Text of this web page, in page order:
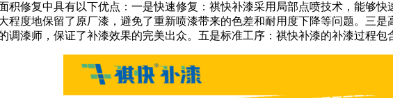
积修复中具有以下优点：一是快速修复：祺快补漆采用局部点喷技术，能够
程度地保留了原厂漆，避免了重新喷漆带来的色差和耐用度下降等问题。三
调漆师，保证了补漆效果的完美出众。五是标准工序：祺快补漆的补漆过程